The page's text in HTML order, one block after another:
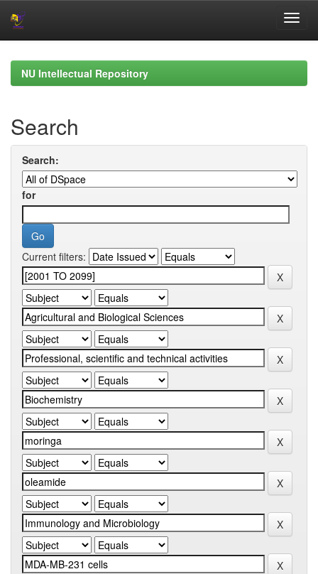
navigationNU Intellectual Repository
Search
Search:
for
Current filters: